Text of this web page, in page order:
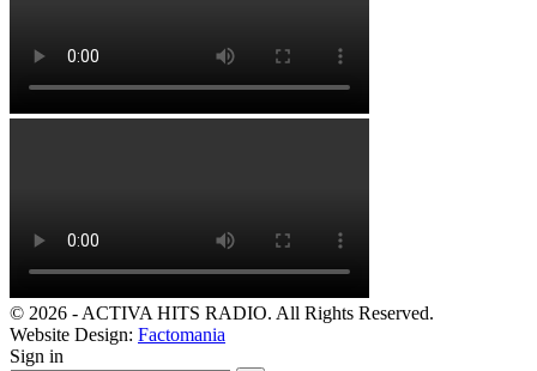
© 2026 - ACTIVA HITS RADIO. All Rights Reserved.
Website Design: Factomania
Sign in